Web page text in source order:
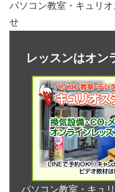
パソコン教室・キュリ
せ
レッスンはオン
パソコン教室・キュ